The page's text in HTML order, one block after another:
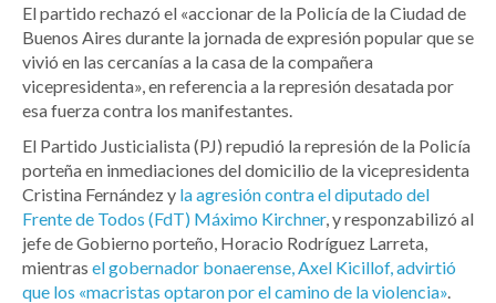
El partido rechazó el «accionar de la Policía de la Ciudad de
Buenos Aires durante la jornada de expresión popular que se
vivió en las cercanías a la casa de la compañera
vicepresidenta», en referencia a la represión desatada por
esa fuerza contra los manifestantes.
El Partido Justicialista (PJ) repudió la represión de la Policía
porteña en inmediaciones del domicilio de la vicepresidenta
Cristina Fernández y la agresión contra el diputado del
Frente de Todos (FdT) Máximo Kirchner, y responzabilizó al
jefe de Gobierno porteño, Horacio Rodríguez Larreta,
mientras el gobernador bonaerense, Axel Kicillof, advirtió
que los «macristas optaron por el camino de la violencia».